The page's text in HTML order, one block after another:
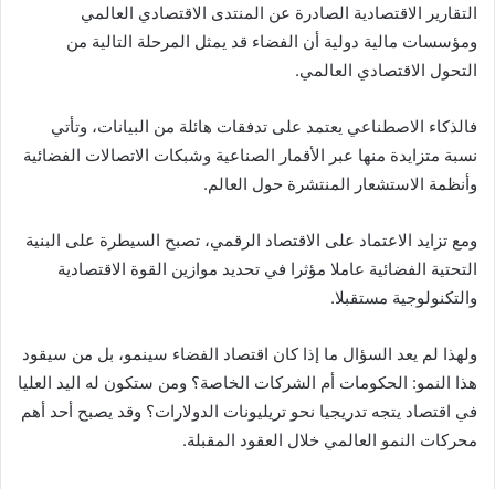
التقارير الاقتصادية الصادرة عن المنتدى الاقتصادي العالمي
ومؤسسات مالية دولية أن الفضاء قد يمثل المرحلة التالية من
التحول الاقتصادي العالمي.
فالذكاء الاصطناعي يعتمد على تدفقات هائلة من البيانات، وتأتي
نسبة متزايدة منها عبر الأقمار الصناعية وشبكات الاتصالات الفضائية
وأنظمة الاستشعار المنتشرة حول العالم.
ومع تزايد الاعتماد على الاقتصاد الرقمي، تصبح السيطرة على البنية
التحتية الفضائية عاملا مؤثرا في تحديد موازين القوة الاقتصادية
والتكنولوجية مستقبلا.
ولهذا لم يعد السؤال ما إذا كان اقتصاد الفضاء سينمو، بل من سيقود
هذا النمو: الحكومات أم الشركات الخاصة؟ ومن ستكون له اليد العليا
في اقتصاد يتجه تدريجيا نحو تريليونات الدولارات؟ وقد يصبح أحد أهم
محركات النمو العالمي خلال العقود المقبلة.